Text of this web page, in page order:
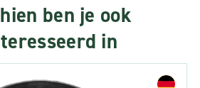
ben je ook
in